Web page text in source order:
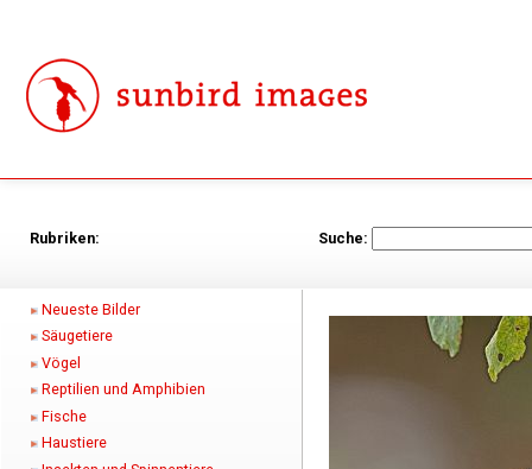
Rubriken: Suche:
Neueste Bilder
Säugetiere
Vögel
Reptilien und Amphibien
Fische
Haustiere